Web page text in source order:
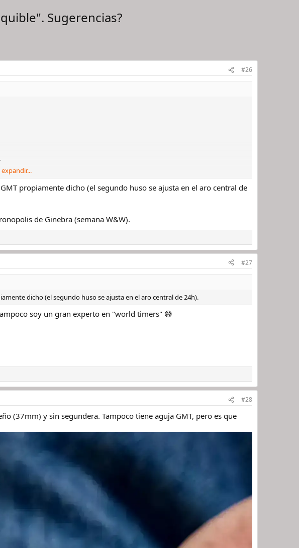
Sugerencias?
#26
propiamente dicho (el segundo huso se ajusta en el aro central de
de Ginebra (semana W&W).
#27
dicho (el segundo huso se ajusta en el aro central de 24h).
soy un gran experto en "world timers" 😅
#28
(37mm) y sin segundera. Tampoco tiene aguja GMT, pero es que